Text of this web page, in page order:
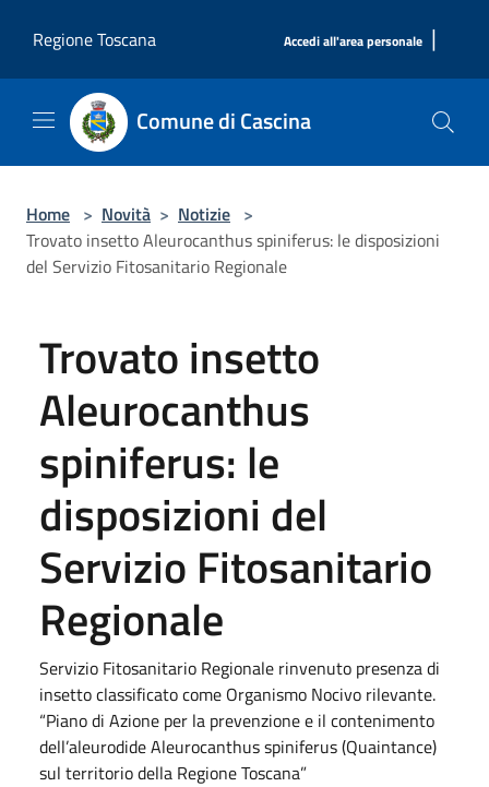
Regione Toscana
Accedi all'area personale |
Comune di Cascina
Home > Novità > Notizie >
Trovato insetto Aleurocanthus spiniferus: le disposizioni
del Servizio Fitosanitario Regionale
Trovato insetto
Aleurocanthus
spiniferus: le
disposizioni del
Servizio Fitosanitario
Regionale
Servizio Fitosanitario Regionale rinvenuto presenza di
insetto classificato come Organismo Nocivo rilevante.
“Piano di Azione per la prevenzione e il contenimento
dell’aleurodide Aleurocanthus spiniferus (Quaintance)
sul territorio della Regione Toscana”